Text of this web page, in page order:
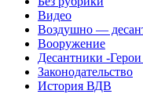
Видео
Воздушно —
Вооружение
Десантники -
Законодательство
История ВДВ